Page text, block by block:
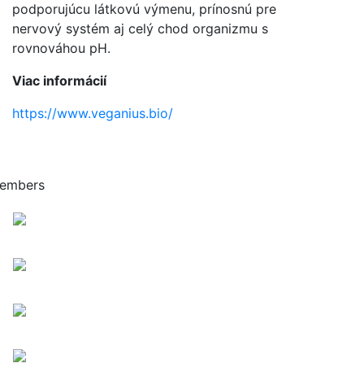
podporujúcu látkovú výmenu, prínosnú pre
nervový systém aj celý chod organizmu s
rovnováhou pH.
Viac informácií
https://www.veganius.bio/